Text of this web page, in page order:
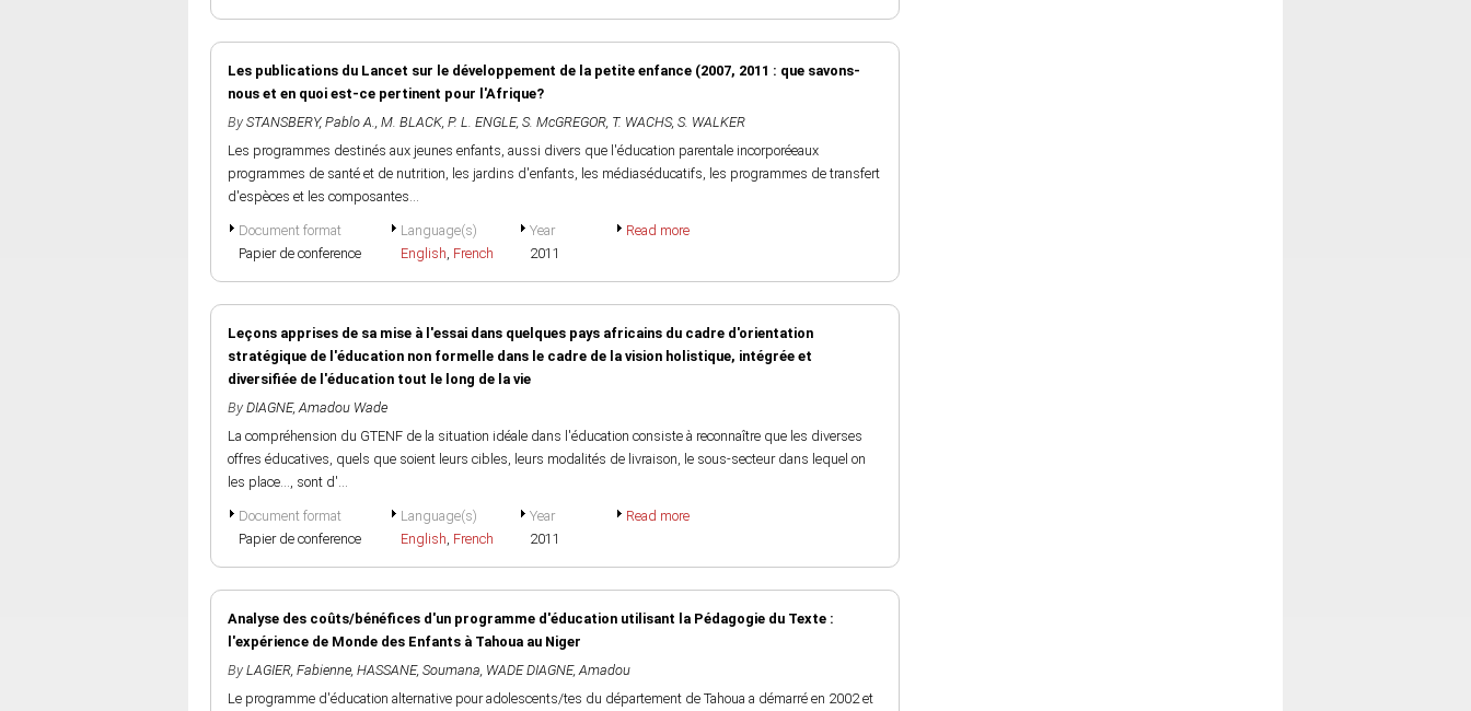
Les publications du Lancet sur le développement de la petite enfance (2007, 2011 : que savons-
nous et en quoi est-ce pertinent pour l'Afrique?
By STANSBERY, Pablo A., M. BLACK, P. L. ENGLE, S. McGREGOR, T. WACHS, S. WALKER
Les programmes destinés aux jeunes enfants, aussi divers que l'éducation parentale incorporéeaux
programmes de santé et de nutrition, les jardins d'enfants, les médiaséducatifs, les programmes de transfert
d'espèces et les composantes...
Document format
Papier de conference
Language(s)
English, French
Year
2011
Read more
Leçons apprises de sa mise à l'essai dans quelques pays africains du cadre d'orientation
stratégique de l'éducation non formelle dans le cadre de la vision holistique, intégrée et
diversifiée de l'éducation tout le long de la vie
By DIAGNE, Amadou Wade
La compréhension du GTENF de la situation idéale dans l'éducation consiste à reconnaître que les diverses
offres éducatives, quels que soient leurs cibles, leurs modalités de livraison, le sous-secteur dans lequel on
les place…, sont d'...
Document format
Papier de conference
Language(s)
English, French
Year
2011
Read more
Analyse des coûts/bénéfices d'un programme d'éducation utilisant la Pédagogie du Texte :
l'expérience de Monde des Enfants à Tahoua au Niger
By LAGIER, Fabienne, HASSANE, Soumana, WADE DIAGNE, Amadou
Le programme d'éducation alternative pour adolescents/tes du département de Tahoua a démarré en 2002 et